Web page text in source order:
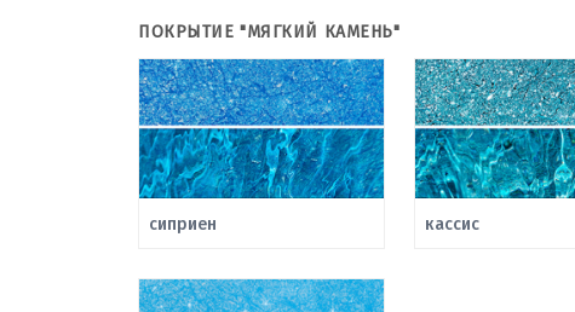
ПОКРЫТИЕ "МЯГКИЙ КАМЕНЬ"
сиприен кассис